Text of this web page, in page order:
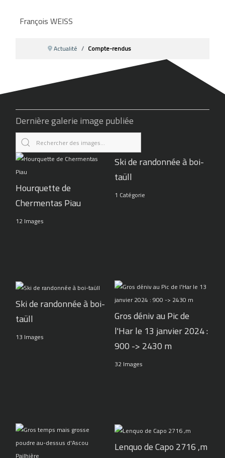
François WEISS
Actualité Compte-rendus
Dernière galerie image publiée
Hourquette de
Chermentas Piau
12 Images
Ski de randonnée à boi-
taüll
1 Catégorie
Ski de randonnée à boi-
taüll
13 Images
Gros déniv au Pic de
l'Har le 13 janvier 2024 :
900 -> 2430 m
32 Images
Lenquo de Capo 2716 ,m